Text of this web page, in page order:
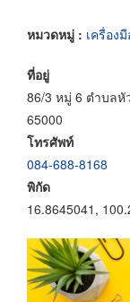
หมวดหมู่ : เครื่อง
ที่อยู่
86/3 หมู่ 6 ตำบล
65000
โทรศัพท์
084-688-8168
พิกัด
16.8645041,